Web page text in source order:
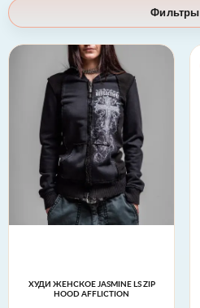
Фильтры
ХУДИ ЖЕНСКОЕ JASMINE LS ZIP
HOOD AFFLICTION